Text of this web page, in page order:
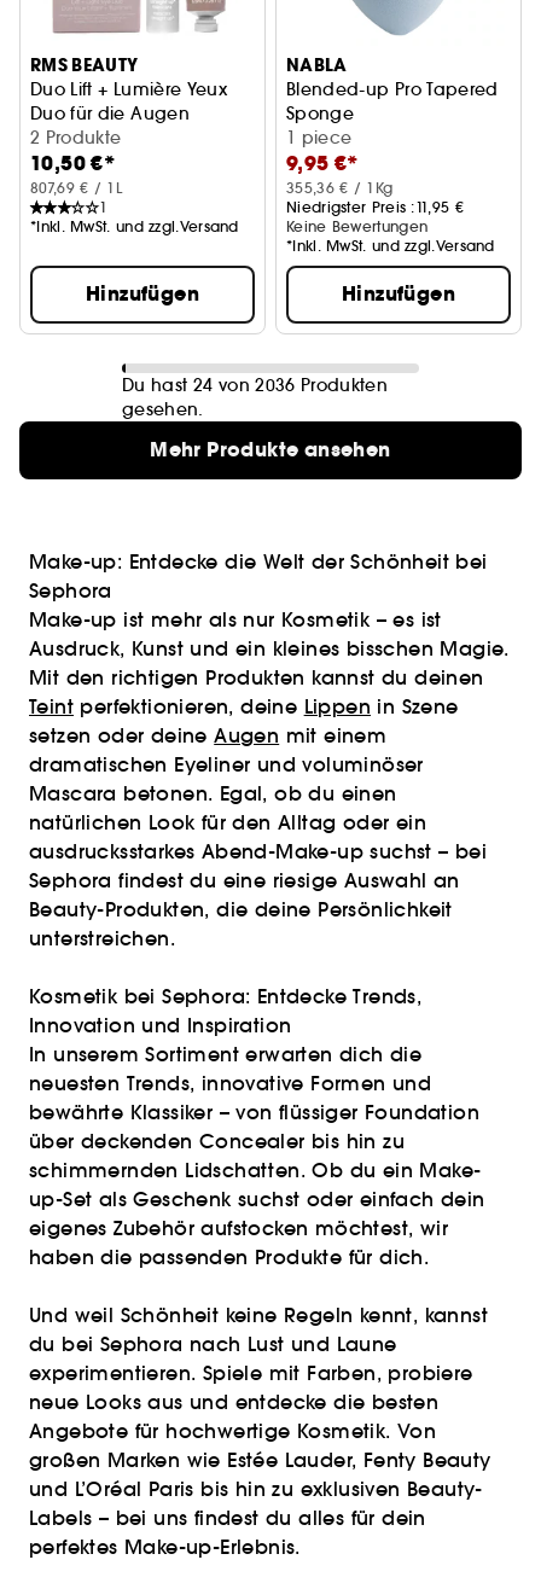
RMS BEAUTY
Duo Lift + Lumière Yeux
Duo für die Augen
2 Produkte
10,50 €*
807,69 € / 1L
1
*Inkl. MwSt. und zzgl.Versand
Hinzufügen
NABLA
Blended-up Pro Tapered
Sponge
Make-up-Schwamm
1 piece
9,95 €*
355,36 € / 1Kg
Niedrigster Preis :11,95 €
Keine Bewertungen
*Inkl. MwSt. und zzgl.Versand
Hinzufügen
Du hast 24 von 2036 Produkten
gesehen.
Mehr Produkte ansehen
Make-up: Entdecke die Welt der Schönheit bei
Sephora
Make-up ist mehr als nur Kosmetik – es ist
Ausdruck, Kunst und ein kleines bisschen Magie.
Mit den richtigen Produkten kannst du deinen
Teint perfektionieren, deine Lippen in Szene
setzen oder deineAugen mit einem
dramatischen Eyeliner und voluminöser
Mascara betonen. Egal, ob du einen
natürlichen Look für den Alltag oder ein
ausdrucksstarkes Abend-Make-up suchst – bei
Sephora findest du eine riesige Auswahl an
Beauty-Produkten, die deine Persönlichkeit
unterstreichen.
Kosmetik bei Sephora: Entdecke Trends,
Innovation und Inspiration
In unserem Sortiment erwarten dich die
neuesten Trends, innovative Formen und
bewährte Klassiker – von flüssiger Foundation
über deckenden Concealer bis hin zu
schimmernden Lidschatten. Ob du ein Make-
up-Set als Geschenk suchst oder einfach dein
eigenes Zubehör aufstocken möchtest, wir
haben die passenden Produkte für dich.
Und weil Schönheit keine Regeln kennt, kannst
du bei Sephora nach Lust und Laune
experimentieren. Spiele mit Farben, probiere
neue Looks aus und entdecke die besten
Angebote für hochwertige Kosmetik. Von
großen Marken wie Estée Lauder, Fenty Beauty
und L’Oréal Paris bis hin zu exklusiven Beauty-
Labels – bei uns findest du alles für dein
perfektes Make-up-Erlebnis.